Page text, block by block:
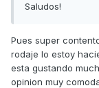
Saludos!
Pues super
rodaje lo estoy
esta gustando
opinion muy